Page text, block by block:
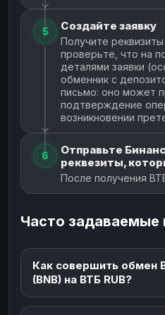
5 Создайте заявку
Получите
проверьте, что на
деталями заявки
обменник с
письмо: оно может
подтверждение
возникновении
6
Отправьте
реквезиты,
После получения
Часто задаваемые
Как совершить обмен
(BNB) на ВТБ RUB?